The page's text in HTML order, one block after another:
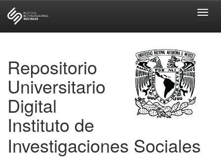
Repositorio
Universitario
Digital
Instituto de
Investigaciones Sociales